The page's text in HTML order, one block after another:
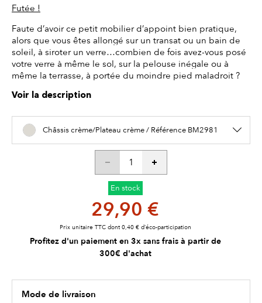
Futée !
Faute d’avoir ce petit mobilier d’appoint bien pratique,
alors que vous êtes allongé sur un transat ou un bain de
soleil, à siroter un verre…combien de fois avez-vous posé
votre verre à même le sol, sur la pelouse inégale ou à
même la terrasse, à portée du moindre pied maladroit ?
Voir la description
Châssis crème/Plateau crème / Référence BM2981
En stock
29,90 €
Prix unitaire TTC dont 0,40 € d’éco-participation
Profitez d'un paiement en 3x sans frais à partir de
300€ d'achat
Mode de livraison